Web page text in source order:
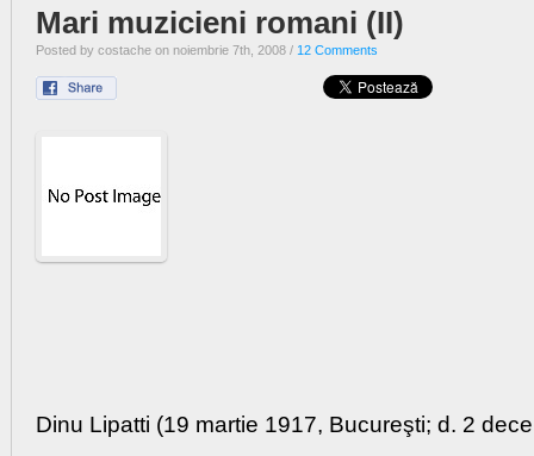
Mari muzicieni romani (II)
Posted by costache on noiembrie 7th, 2008 / 12 Comments
Dinu Lipatti (19 martie 1917, Bucureşti; d. 2